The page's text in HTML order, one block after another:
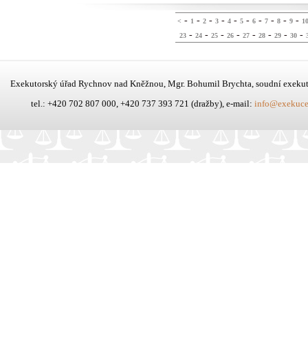
< - 1- 2- 3- 4- 5- 6- 7- 8- 9- 10
23 - 24 - 25 - 26 - 27 - 28 - 29 - 30 -
Exekutorský úřad Rychnov nad Kněžnou, Mgr. Bohumil Brychta, soudní
tel.: +420 702 807 000, +420 737 393 721 (dražby), e-mail: